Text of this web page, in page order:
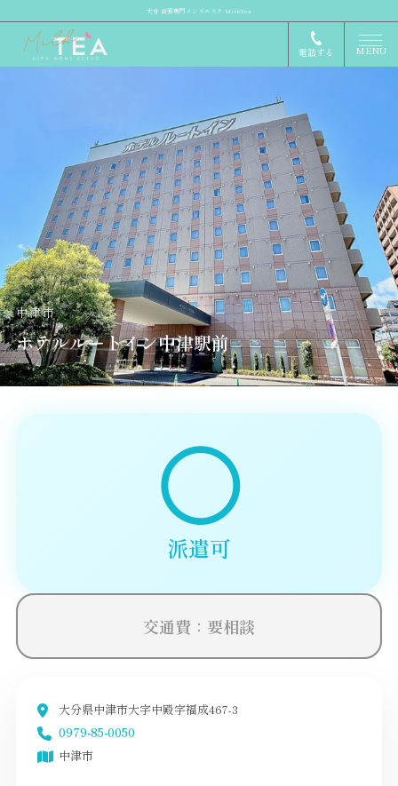
大分 出張専門メンズエステ MilkTea
電話する MENU
中津市
ホテルルートイン中津駅前
◯
派遣可
交通費：要相談
大分県中津市大字中殿字福成467-3
0979-85-0050
中津市